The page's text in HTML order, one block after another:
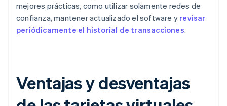
mejores prácticas, como utilizar solamente redes de
confianza, mantener actualizado el software y revisar
periódicamente el historial de transacciones.
Ventajas y desventajas